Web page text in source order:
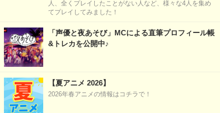
人、全くプレイしたことがない人など、様々な4人を集め
てプレイしてみました！
「声優と夜あそび」MCによる直筆プロフィール帳
&トレカを公開中♪
【夏アニメ 2026】
2026年春アニメの情報はコチラで！